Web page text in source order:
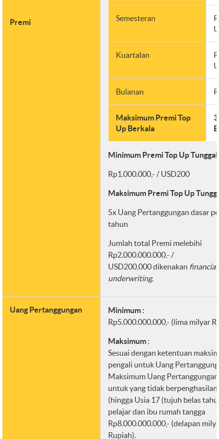
Premi Semesteran
Kuartalan
Bulanan
Maksimum Premi Top
Up Berkala
Minimum Premi Top Up Tunggal
Rp1.000.000,- / USD200
Maksimum Premi Top Up
5x Uang Pertanggungan dasar
tahun
Jumlah total Premi melebihi
Rp2.000.000.000,- /
USD200,000 dikenakan financial
underwriting.
Uang Pertanggungan
Minimum :
Rp5.000.000.000,- (lima milyar
Maksimum :
Sesuai dengan ketentuan
pengali untuk Uang
Maksimum Uang Pertanggungan
untuk yang tidak berpenghasilan
(hingga Usia 17 (tujuh belas
pelajar dan ibu rumah tangga
Rp8.000.000.000,- (delapan
Rupiah).